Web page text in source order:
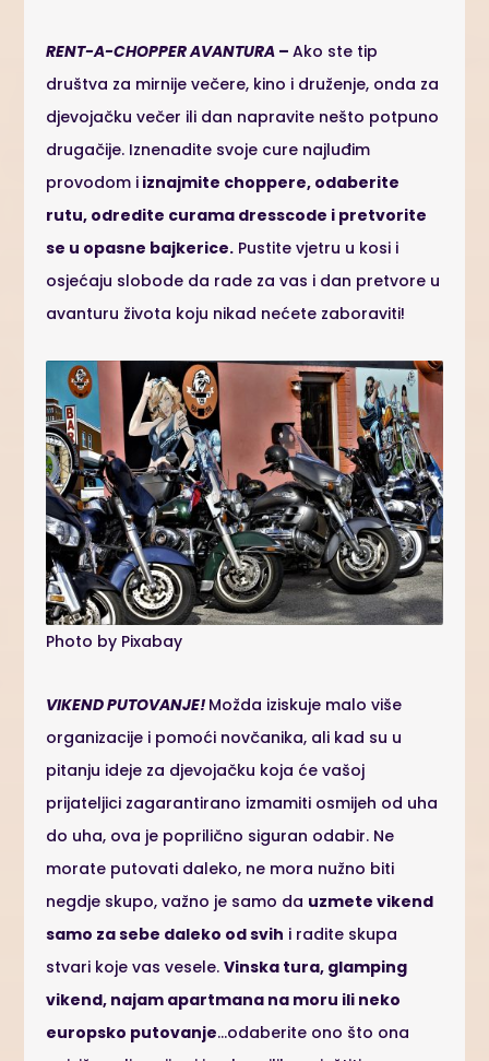
RENT-A-CHOPPER AVANTURA –Ako ste tip
društva za mirnije večere, kino i druženje, onda za
djevojačku večer ili dan napravite nešto potpuno
drugačije. Iznenadite svoje cure najluđim
provodom i iznajmite choppere, odaberite
rutu, odredite curama dresscode i pretvorite
se u opasne bajkerice. Pustite vjetru u kosi i
osjećaju slobode da rade za vas i dan pretvore u
avanturu života koju nikad nećete zaboraviti!
Photo by Pixabay
VIKEND PUTOVANJE! Možda iziskuje malo više
organizacije i pomoći novčanika, ali kad su u
pitanju ideje za djevojačku koja će vašoj
prijateljici zagarantirano izmamiti osmijeh od uha
do uha, ova je poprilično siguran odabir. Ne
morate putovati daleko, ne mora nužno biti
negdje skupo, važno je samo da uzmete vikend
samo za sebe daleko od svih i radite skupa
stvari koje vas vesele.Vinska tura, glamping
vikend, najam apartmana na moru ili neko
europsko putovanje…odaberite ono što ona